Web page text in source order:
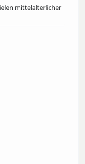
mittelalterlicher
dieser
Wahl